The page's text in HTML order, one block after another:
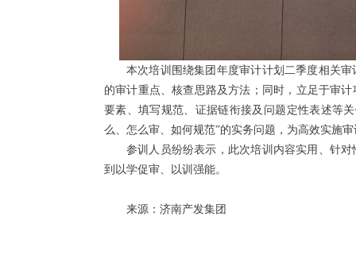
本次培训围绕集团年度审计计划二季度相关
的审计重点、核查思路及方法；同时，立足于审
要素、填写规范、证据链衔接及问题定性表述等
么、怎么审、如何规范”的实务问题，为高效实施
参训人员纷纷表示，此次培训内容实用、针
到以学促审、以训强能。
来源：济南产发集团